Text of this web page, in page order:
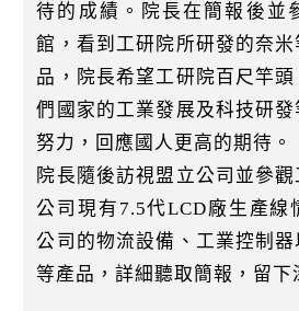
待的成績。院長在簡報後並
館，看到工研院所研發的奈
品，院長希望工研院百尺竿
們國家的工業發展及科技研
努力，回應國人更高的期待。
院長隨後訪視盟立公司並參
公司現有7.5代LCD廠生產線
公司的物流設備、工業控制
等產品，詳細聽取簡報，留下